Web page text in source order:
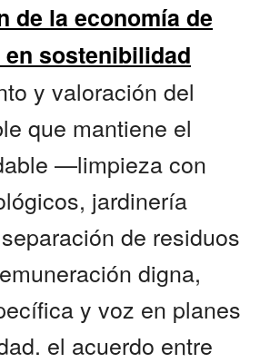
de la economía de
sostenibilidad
y valoración del
que mantiene el
—limpieza con
jardinería
de residuos
digna,
y voz en planes
el acuerdo entre